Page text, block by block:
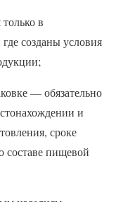
в
созданы условия
— обязательно
и
сроке
составе пищевой